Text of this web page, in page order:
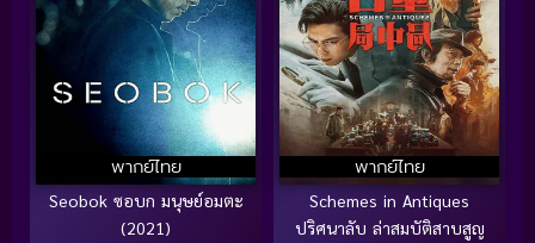
พากย์ไทย
Seobok ซอบก มนุษย์อมตะ
(2021)
พากย์ไทย
Schemes in Antiques
ปริศนาลับ ล่าสมบัติสาบสูญ